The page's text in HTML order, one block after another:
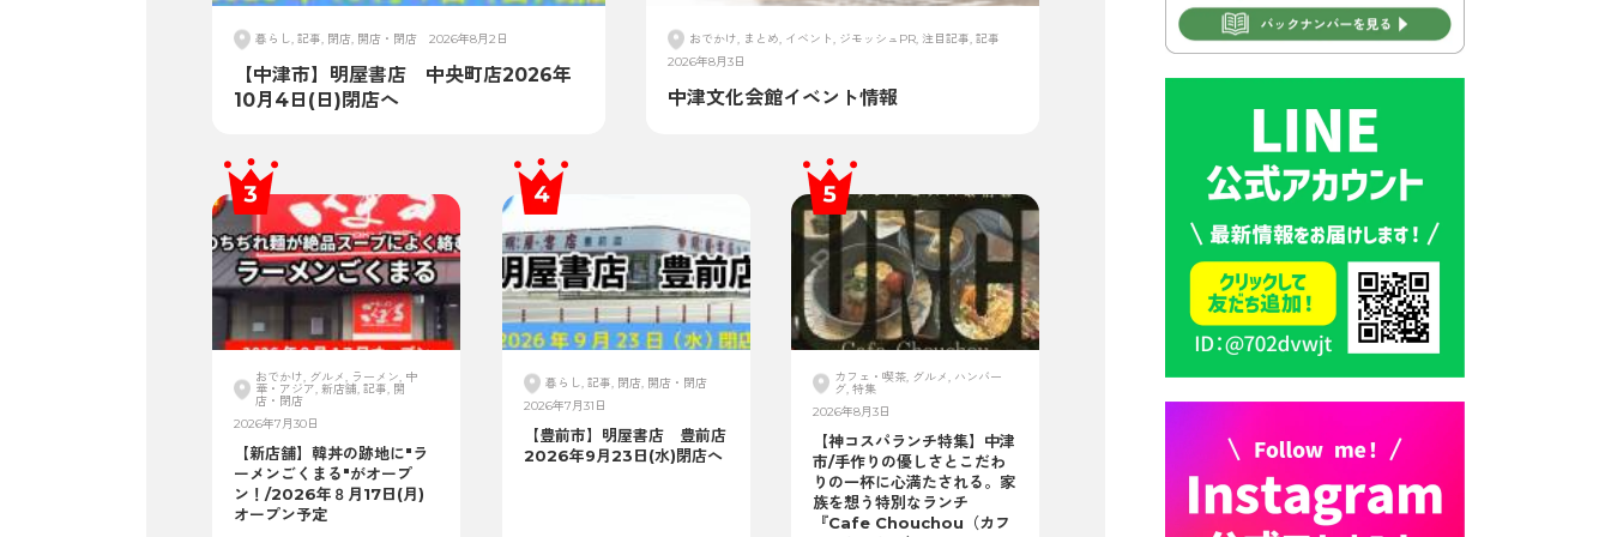
暮らし, 記事, 閉店, 開店・閉店 2026年8月2日
【中津市】明屋書店 中央町店2026年
10月4日(日)閉店へ
おでかけ, まとめ, イベント, ジモッシュPR, 注目記事, 記事
2026年8月3日
中津文化会館イベント情報
おでかけ, グルメ, ラーメン, 中
華・アジア, 新店舗, 記事, 開
店・閉店
2026年7月30日
【新店舗】韓丼の跡地に"ラ
ーメンごくまる"がオープ
ン！/2026年８月17日(月)
オープン予定
暮らし, 記事, 閉店, 開店・閉店
2026年7月31日
【豊前市】明屋書店 豊前店
2026年9月23日(水)閉店へ
カフェ・喫茶, グルメ, ハンバー
グ, 特集
2026年8月3日
【神コスパランチ特集】中津
市/手作りの優しさとこだわ
りの一杯に心満たされる。家
族を想う特別なランチ
『Cafe Chouchou（カフ
2026年7月30日 豊前市立学校
2026年7月30日 豊前市立学校
紹介≪再編計画の見直しにつ
いて≫
2026年7月29日 豊前市指定ご
み袋販売のお知らせ
2026年7月28日 豊前カラス天
狗みなと祭り（花火大会）開
催決定！
2026年7月28日 令和8年度
京築地区水道企業団職員採用
試験（募集）